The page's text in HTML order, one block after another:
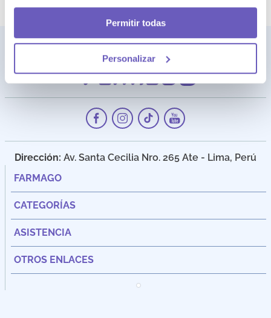
Permitir todas
Personalizar
Dirección: Av. Santa Cecilia Nro. 265 Ate - Lima, Perú
FARMAGO
CATEGORÍAS
ASISTENCIA
OTROS ENLACES